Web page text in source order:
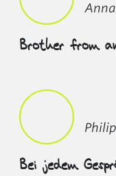
Brother from
Bei jedem